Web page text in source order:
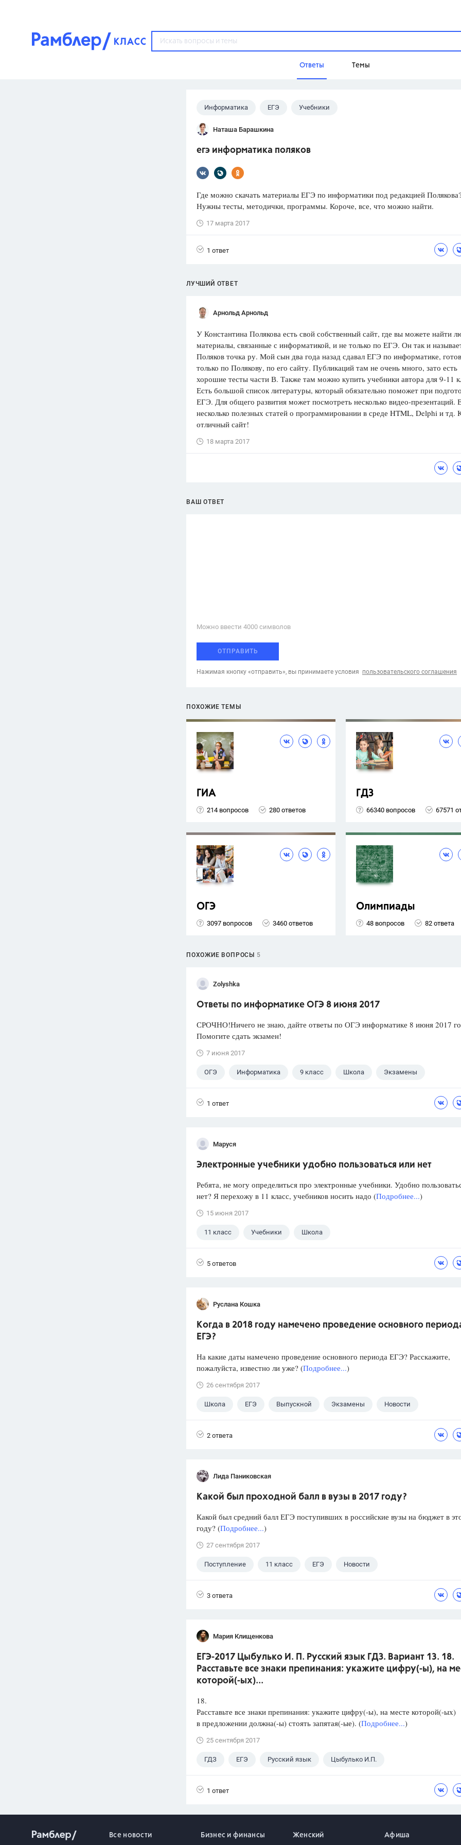
Ответы Темы
Популярные темы
3273 ответа
3460 ответов
ФИПИ
ответов
Вузы
82 ответа
Spotlight
ответ
ГИА
ответов
Информатика ЕГЭ Учебники
Наташа Барашкина
егэ информатика поляков
Где можно скачать материалы ЕГЭ по информатики под редакцией
Нужны тесты, методички, программы. Короче, все, что можно найти.
17 марта 2017
1 ответ
ЛУЧШИЙ ОТВЕТ
Арнольд Арнольд
У Константина Полякова есть свой собственный сайт, где вы можете найти
материалы, связанные с информатикой, и не только по ЕГЭ. Он так и
Поляков точка ру. Мой сын два года назад сдавал ЕГЭ по информатике,
только по Полякову, по его сайту. Публикаций там не очень много, зато есть
хорошие тесты части В. Также там можно купить учебники автора для 9-11
Есть большой список литературы, который обязательно поможет при
ЕГЭ. Для общего развития может посмотреть несколько видео-презентаций.
несколько полезных статей о программировании в среде HTML, Delphi и тд.
отличный сайт!
18 марта 2017
ВАШ ОТВЕТ
Можно ввести 4000 cимволов
ОТПРАВИТЬ
Нажимая кнопку «отправить», вы принимаете условия пользовательского соглашения
ПОХОЖИЕ ТЕМЫ
ГИА
214 вопросов 280 ответов
ГДЗ
66340 вопросов 67571
ОГЭ
3097 вопросов 3460 ответов
Олимпиады
48 вопросов 82 ответа
ПОХОЖИЕ ВОПРОСЫ 5
Zolyshka
Ответы по информатике ОГЭ 8 июня 2017
СРОЧНО!Ничего не знаю, дайте ответы по ОГЭ информатике 8 июня 2017
Помогите сдать экзамен!
7 июня 2017
ОГЭ Информатика 9 класс Школа Экзамены
1 ответ
Маруся
Электронные учебники удобно пользоваться или нет
Ребята, не могу определиться про электронные учебники. Удобно
нет? Я перехожу в 11 класс, учебников носить надо (Подробнее...)
15 июня 2017
11 класс Учебники Школа
5 ответов
Руслана Кошка
Когда в 2018 году намечено проведение основного
ЕГЭ?
На какие даты намечено проведение основного периода ЕГЭ? Расскажите,
пожалуйста, известно ли уже? (Подробнее...)
26 сентября 2017
Школа ЕГЭ Выпускной Экзамены Новости
2 ответа
Лида Паниковская
Какой был проходной балл в вузы в 2017 году?
Какой был средний балл ЕГЭ поступивших в российские вузы на бюджет в
году? (Подробнее...)
27 сентября 2017
Поступление 11 класс ЕГЭ Новости
3 ответа
Мария Клищенкова
ЕГЭ-2017 Цыбулько И. П. Русский язык ГДЗ. Вариант 13. 18.
Расставьте все знаки препинания: укажите цифру(-ы), на
которой(-ых)...
18.
Расставьте все знаки препинания: укажите цифру(-ы), на месте которой(-ых)
в предложении должна(-ы) стоять запятая(-ые). (Подробнее...)
25 сентября 2017
ГДЗ ЕГЭ Русский язык Цыбулько И.П.
1 ответ
Все новости Бизнес и финансы Женский Афиша